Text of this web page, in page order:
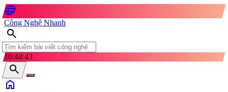
language
Công Nghệ Nhanh
search
10:44:45
search
home